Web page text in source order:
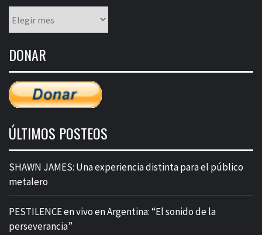
mensual
entradas
DONAR
ÚLTIMOS POSTEOS
SHAWN JAMES: Una experiencia distinta para el público
metalero
PESTILENCE en vivo en Argentina: “El sonido de la
perseverancia”